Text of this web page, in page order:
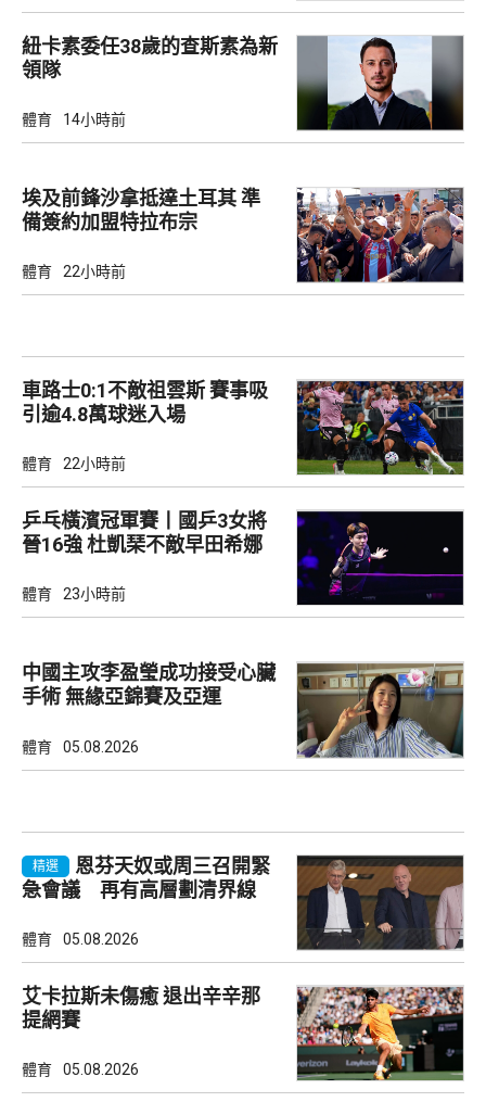
紐卡素委任38歲的查斯素為新
領隊
體育 14小時前
埃及前鋒沙拿抵達土耳其 準
備簽約加盟特拉布宗
體育 22小時前
車路士0:1不敵祖雲斯 賽事吸
引逾4.8萬球迷入場
體育 22小時前
乒乓橫濱冠軍賽丨國乒3女將
晉16強 杜凱琹不敵早田希娜
體育 23小時前
中國主攻李盈瑩成功接受心臟
手術 無緣亞錦賽及亞運
體育 05.08.2026
精選
恩芬天奴或周三召開緊
急會議 再有高層劃清界線
體育 05.08.2026
艾卡拉斯未傷癒 退出辛辛那
提網賽
體育 05.08.2026